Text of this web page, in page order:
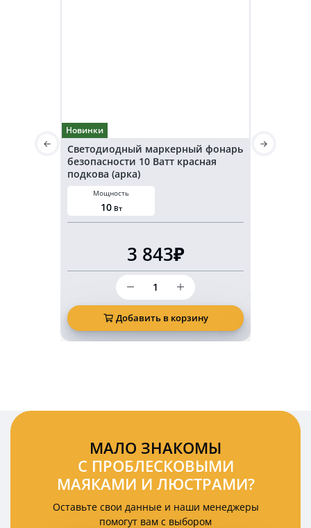
Новинки
Светодиодный маркерный фонарь
безопасности 10 Ватт красная
подкова (арка)
Мощность
10 Вт
3 843₽
Количество
товара
Светодиодный
маркерный
фонарь
безопасности
Добавить в корзину
МАЛО ЗНАКОМЫ
С ПРОБЛЕСКОВЫМИ
МАЯКАМИ И ЛЮСТРАМИ?
Оставьте свои данные и наши менеджеры
помогут вам с выбором